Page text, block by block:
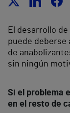
El desarrollo
puede deberse
de
sin ningún
Si el problema
en el resto de